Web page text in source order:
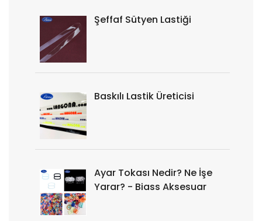
Şeffaf Sütyen Lastiği
Baskılı Lastik Üreticisi
Ayar Tokası Nedir? Ne İşe
Yarar? - Biass Aksesuar